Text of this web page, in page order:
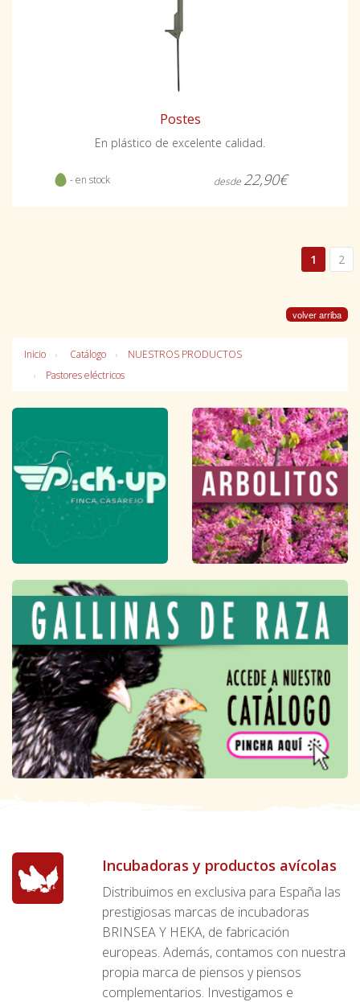
Postes
En plástico de excelente calidad.
- en stock desde 22,90€
1 2
volver arriba
Inicio Catálogo
NUESTROS PRODUCTOS
Pastores eléctricos
Incubadoras y productos avícolas
Distribuimos en exclusiva para España las
prestigiosas marcas de incubadoras
BRINSEA Y HEKA, de fabricación
europeas. Además, contamos con nuestra
propia marca de piensos y piensos
complementarios. Investigamos e